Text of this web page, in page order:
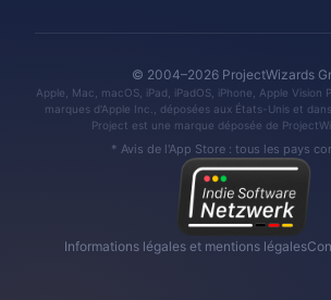
© 2004–2026 ProjectWizards
Apple, Mac, macOS, iPad, iPadOS, iPhone, Apple Vision
marques d'Apple Inc., déposées aux États-Unis et
Project est une marque déposée de
* Avis de l'App Store : tous les pays
Informations légales et mentions légales